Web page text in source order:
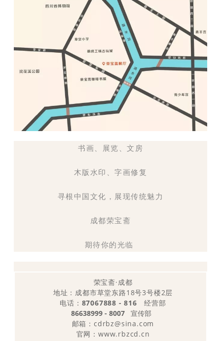
书画、展览、文房
木版水印、字画修复
寻根中国文化，展现传统魅力
成都荣宝斋
期待你的光临
荣宝斋·成都
地址：成都市草堂东路18号3号楼2层
电话： 87067888 - 816 经营部
86638999 - 8007宣传部
邮箱：cdrbz@sina.com
官网：www.rbzcd.cn